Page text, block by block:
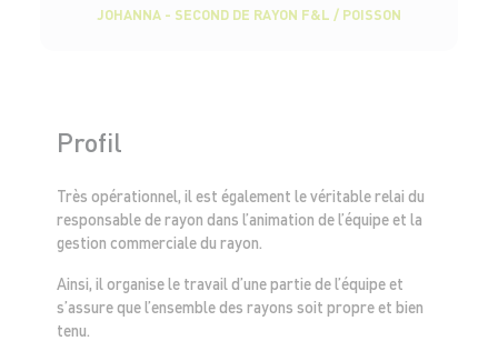
JOHANNA - SECOND DE RAYON F&L / POISSON
Profil
Très opérationnel, il est également le véritable relai du
responsable de rayon dans l’animation de l’équipe et la
gestion commerciale du rayon.
Ainsi, il organise le travail d’une partie de l’équipe et
s’assure que l’ensemble des rayons soit propre et bien
tenu.